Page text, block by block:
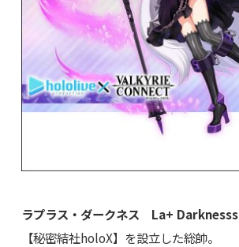
ラプラス・ダークネス La+ Darknesss
【秘密結社holoX】を設立した総帥。